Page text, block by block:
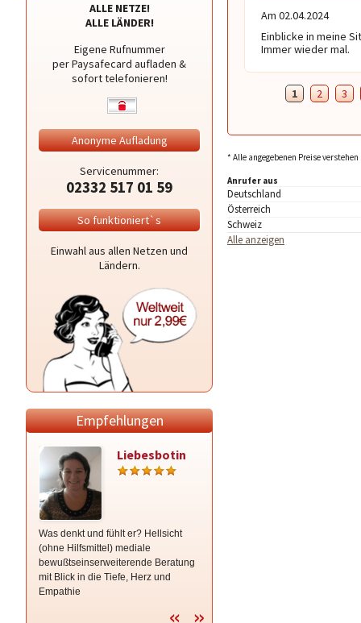
ALLE NETZE!
ALLE LÄNDER!
Eigene Rufnummer
per Paysafecard aufladen &
sofort telefonieren!
Anonyme Aufladung
Servicenummer:
02332 517 01 59
So funktioniert`s
Einwahl aus allen Netzen und
Ländern.
Empfehlungen
Liebesbotin
Was denkt und fühlt er? Hellsicht
(ohne Hilfsmittel) mediale
bewußtseinserweiterende Beratung
mit Blick in die Tiefe, Herz und
Empathie
Am 02.04.2024
Einblicke in meine
Immer wieder mal.
1 2 3
* Alle angegebenen Preise
Anrufer aus
Deutschland
Österreich
Schweiz
Alle anzeigen